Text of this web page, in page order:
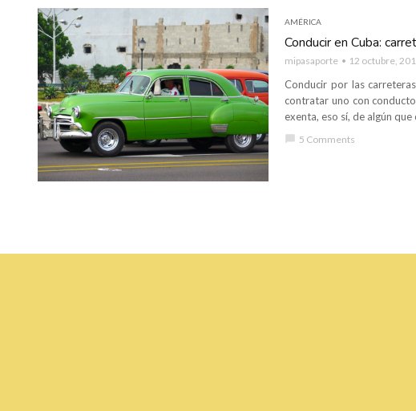
AMÉRICA
Conducir en Cuba:
mipasaporte 12 octubre,
Conducir por las
contratar uno con
exenta, eso sí, de algún
chat_bubble 5 Comments